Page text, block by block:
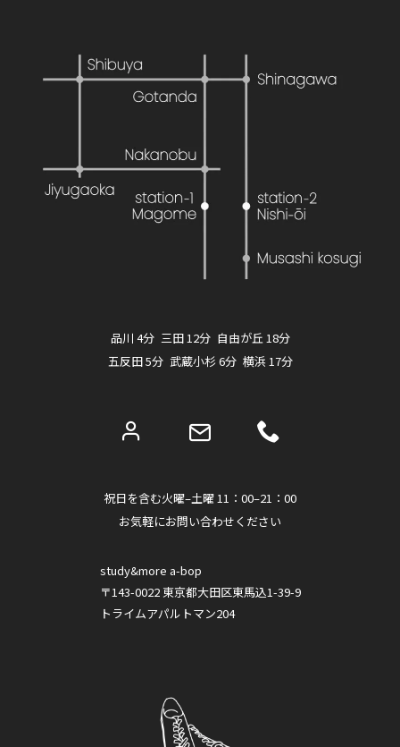
品川 4分 三田 12分 自由が丘 18分
五反田 5分 武蔵小杉 6分 横浜 17分
祝日を含む火曜–土曜 11：00–21：00
お気軽にお問い合わせください
study&more a-bop
〒143-0022 東京都大田区東馬込1-39-9
トライムアパルトマン204